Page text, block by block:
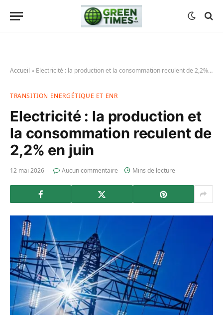
Accueil » Electricité : la production et la consommation reculent de 2,2% en juin
TRANSITION ENERGÉTIQUE ET ENR
Electricité : la production et
la consommation reculent de
2,2% en juin
12 mai 2026 Aucun commentaire Mins de lecture